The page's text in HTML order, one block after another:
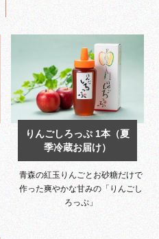
りんごしろっぷ 1本（夏
季冷蔵お届け）
青森の紅玉りんごとお砂糖だけで
作った爽やかな甘みの「りんごし
ろっぷ」